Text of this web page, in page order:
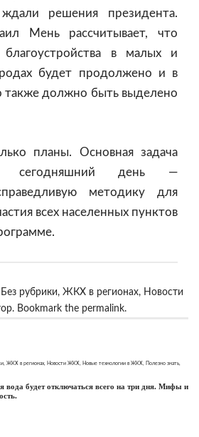
решения президента.
Мень рассчитывает, что
благоустройства в малых и
будет продолжено и в
также должно быть выделено
планы. Основная задача
сегодняшний день —
методику для
всех населенных пунктов
Без рубрики, ЖКХ в регионах, Новости
. Bookmark the permalink.
ЖКХ в регионах Новости ЖКХ Новые технологии в ЖКХ Полезно знать,
вода будет отключаться всего на три дня. Мифы и